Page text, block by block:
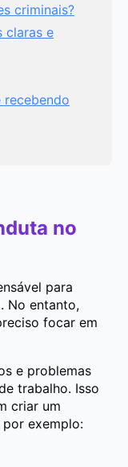
criminais?
claras e
no
para
No entanto,
focar em
e problemas
trabalho. Isso
criar um
exemplo: